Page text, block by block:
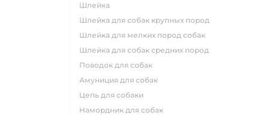
шлейка
шлейка для собак крупных пород
шлейка для мелких пород собак
шлейка для собак средних пород
поводок для собак
амуниция для собак
цепь для собаки
намордник для собак